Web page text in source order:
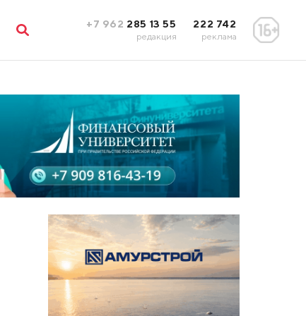
+7 962 285 13 55
редакция
222 742
реклама